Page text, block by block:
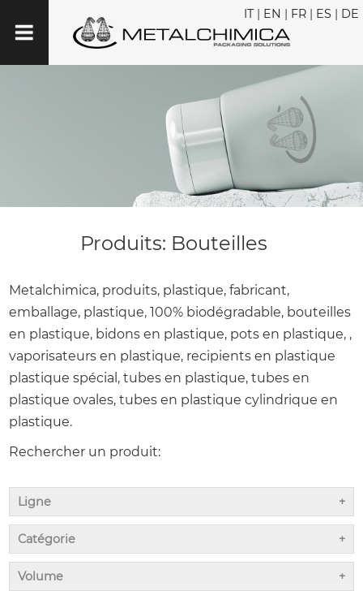
IT| EN | FR | ES | DE
Produits: Bouteilles
Metalchimica, produits, plastique, fabricant,
emballage, plastique, 100% biodégradable, bouteilles
en plastique, bidons en plastique, pots en plastique, ,
vaporisateurs en plastique, recipients en plastique
plastique spécial, tubes en plastique, tubes en
plastique ovales, tubes en plastique cylindrique en
plastique.
Rechercher un produit:
Ligne
Catégorie
Volume